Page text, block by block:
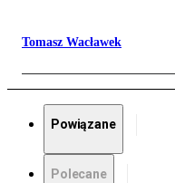
Tomasz Wacławek
Powiązane
Polecane